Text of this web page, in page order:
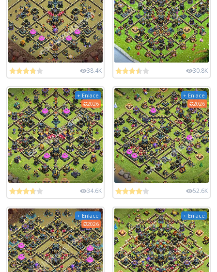
38.4K 30.8K
+ Enlace
2026
34.6K
+ Enlace
2026
52.6K
+ Enlace
2026
+ Enlace